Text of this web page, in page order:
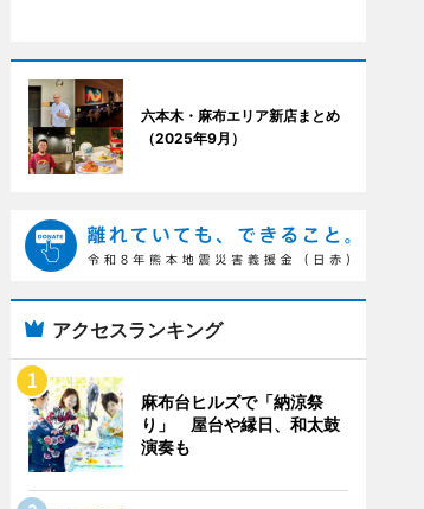
六本木・麻布エリア新店まとめ
（2025年9月）
アクセスランキング
麻布台ヒルズで「納涼祭
り」 屋台や縁日、和太鼓
演奏も